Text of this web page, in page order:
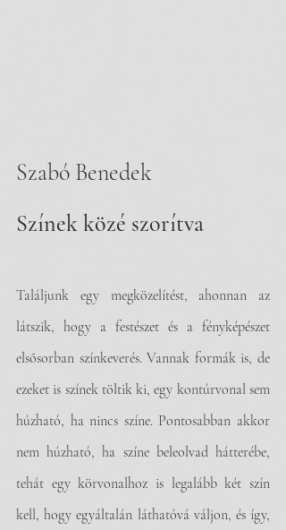
Szabó Benedek
Színek közé szorítva
Találjunk egy megközelítést, ahonnan az
látszik, hogy a festészet és a fényképészet
elsősorban színkeverés. Vannak formák is, de
ezeket is színek töltik ki, egy kontúrvonal sem
húzható, ha nincs színe. Pontosabban akkor
nem húzható, ha színe beleolvad hátterébe,
tehát egy körvonalhoz is legalább két szín
kell, hogy egyáltalán láthatóvá váljon, és így,